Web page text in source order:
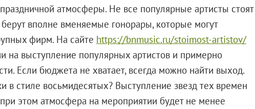
атмосферы. Не все популярные артисты стоят
вполне вменяемые гонорары, которые могут
фирм. На сайте https://bnmusic.ru/stoimost-artistov/
на выступление популярных артистов и примерно
Если бюджета не хватает, всегда можно найти выход.
в стиле восьмидесятых? Выступление звезд тех времен
этом атмосфера на мероприятии будет не менее